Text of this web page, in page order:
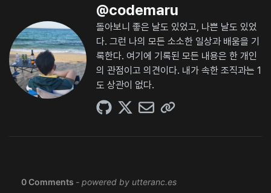
@codemaru
돌아보니 좋은 날도 있었고, 나쁜 날도 있었
다. 그런 나의 모든 소소한 일상과 배움을 기
록한다. 여기에 기록된 모든 내용은 한 개인
의 관점이고 의견이다. 내가 속한 조직과는 1
도 상관이 없다.